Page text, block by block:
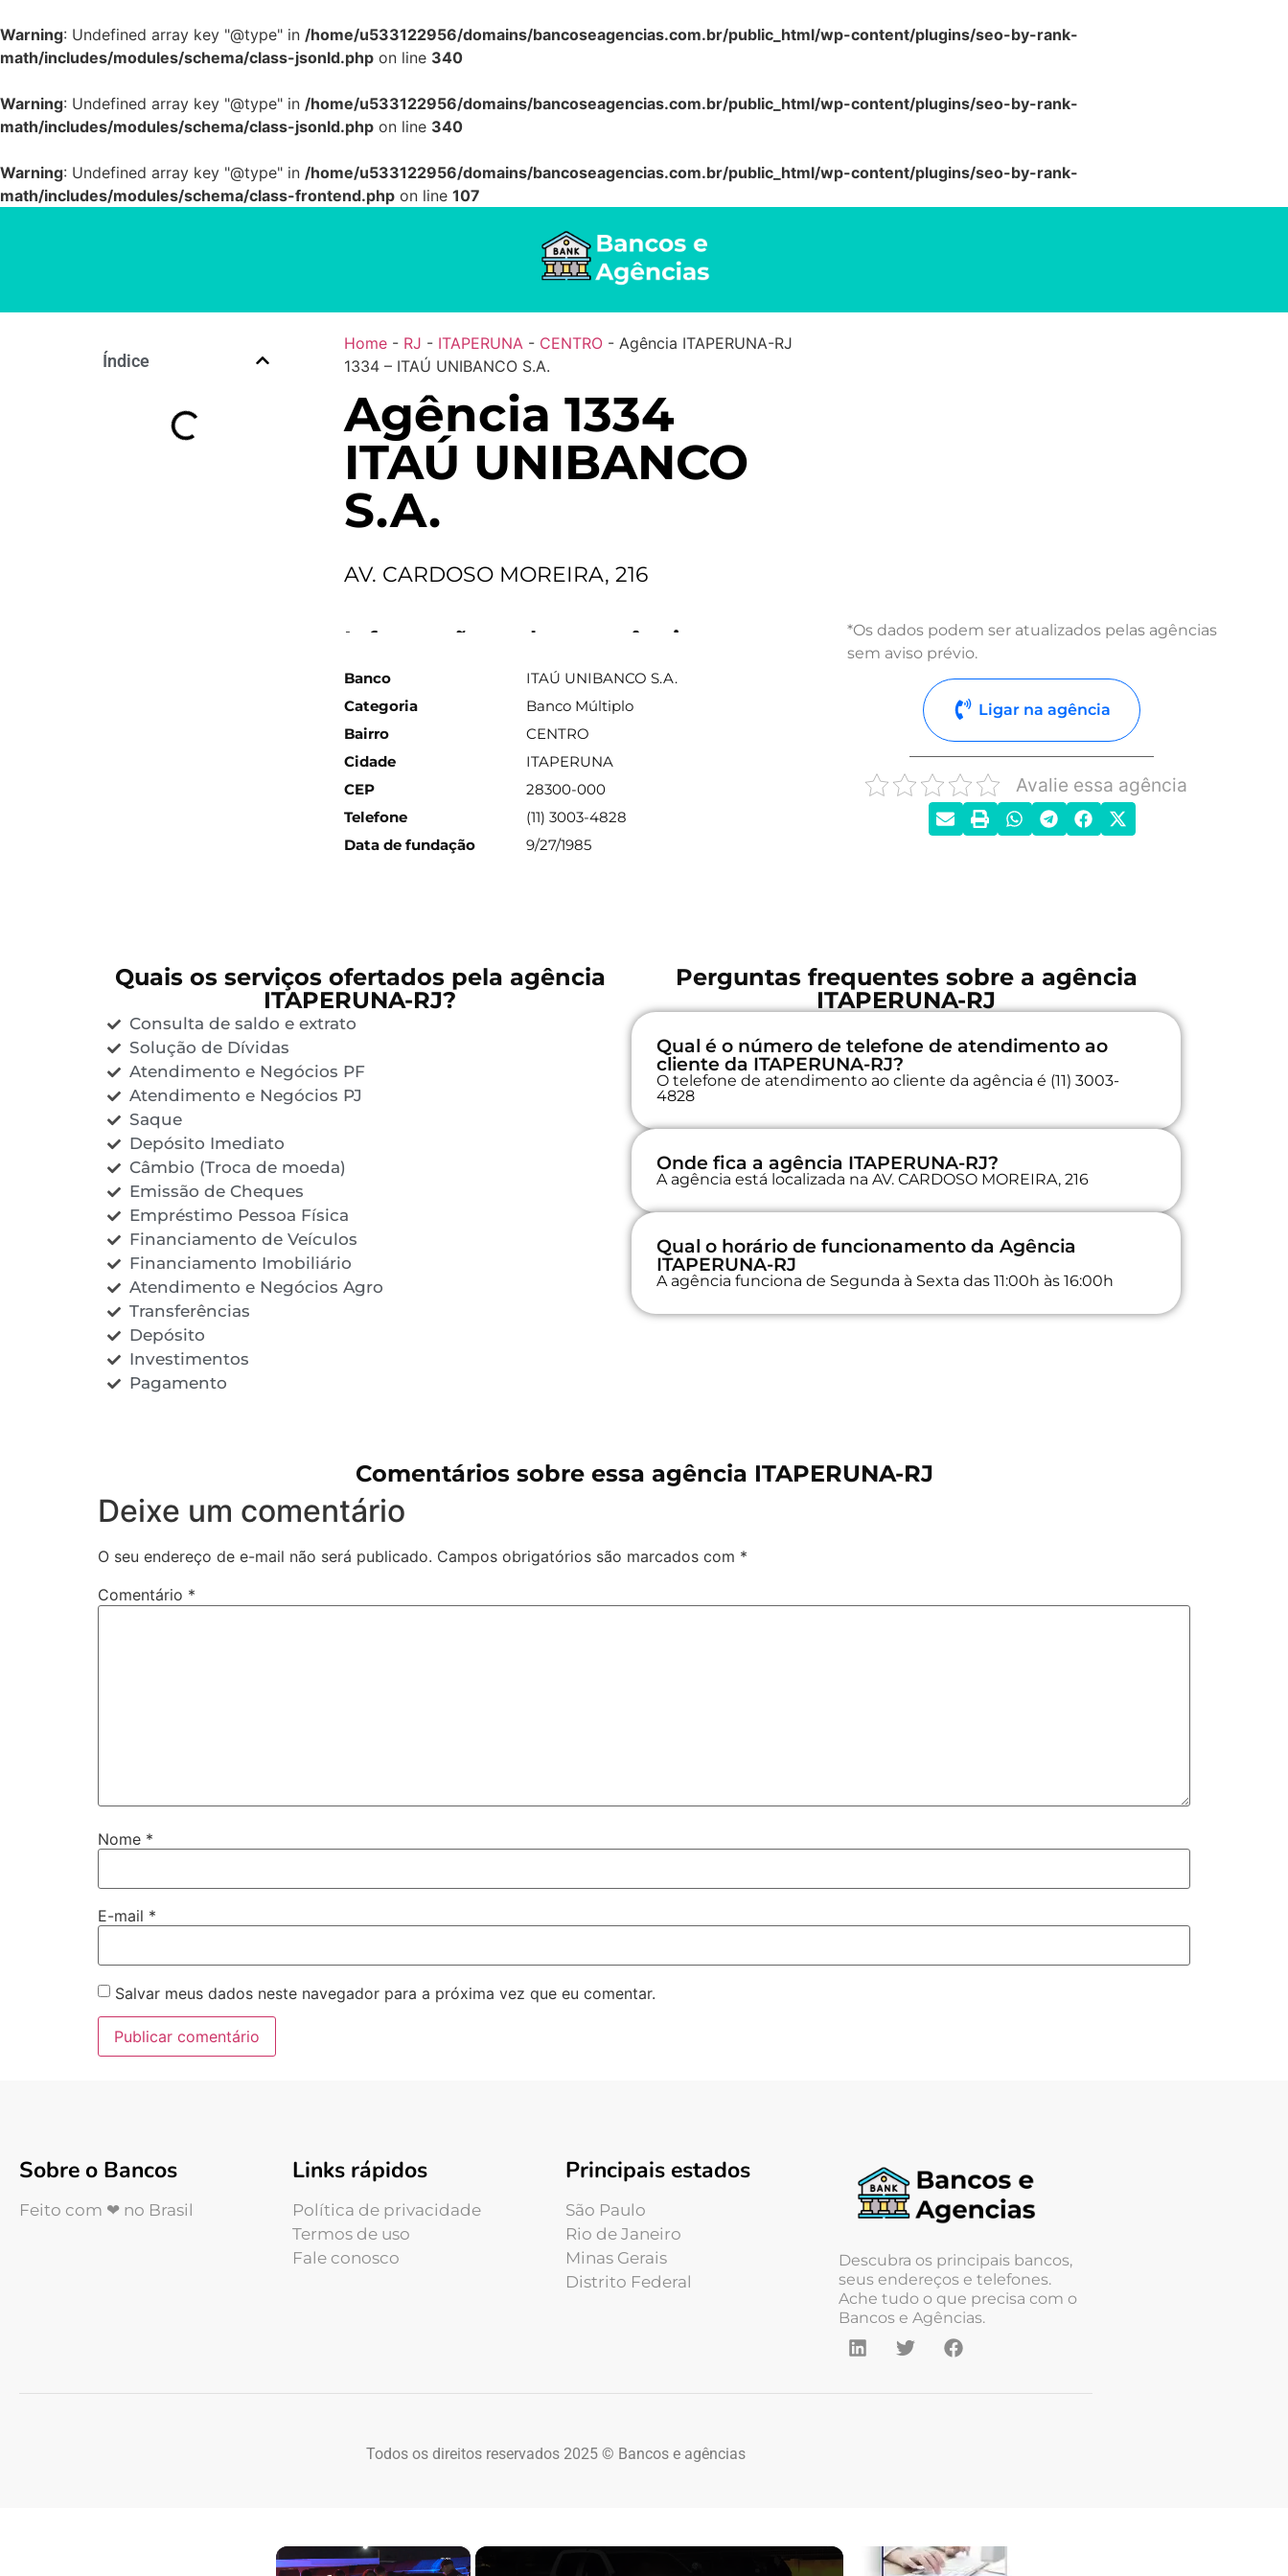
Warning: Undefined array key "@type" in /home/u533122956/domains/bancoseagencias.com.br/public_html/wp-content/plugins/seo-by-rank-
math/includes/modules/schema/class-jsonld.php on line 340
Warning: Undefined array key "@type" in /home/u533122956/domains/bancoseagencias.com.br/public_html/wp-content/plugins/seo-by-rank-
math/includes/modules/schema/class-jsonld.php on line 340
Warning: Undefined array key "@type" in /home/u533122956/domains/bancoseagencias.com.br/public_html/wp-content/plugins/seo-by-rank-
math/includes/modules/schema/class-frontend.php on line 107
Índice
Home- RJ - ITAPERUNA - CENTRO- Agência ITAPERUNA-RJ
1334 – ITAÚ UNIBANCO S.A.
Agência 1334
ITAÚ UNIBANCO
S.A.
AV. CARDOSO MOREIRA, 216
Informações sobre a agência
Banco
ITAÚ UNIBANCO S.A.
Categoria
Banco Múltiplo
Bairro
CENTRO
Cidade
ITAPERUNA
CEP
28300-000
Telefone
(11) 3003-4828
Data de fundação
9/27/1985
*Os dados podem ser atualizados pelas agências
sem aviso prévio.
Ligar na agência
Avalie essa agência
Quais os serviços ofertados pela agência
ITAPERUNA-RJ?
Consulta de saldo e extrato
Solução de Dívidas
Atendimento e Negócios PF
Atendimento e Negócios PJ
Saque
Depósito Imediato
Câmbio (Troca de moeda)
Emissão de Cheques
Empréstimo Pessoa Física
Financiamento de Veículos
Financiamento Imobiliário
Atendimento e Negócios Agro
Transferências
Depósito
Investimentos
Pagamento
Perguntas frequentes sobre a agência
ITAPERUNA-RJ
Qual é o número de telefone de atendimento ao
cliente da ITAPERUNA-RJ?
O telefone de atendimento ao cliente da agência é (11) 3003-
4828
Onde fica a agência ITAPERUNA-RJ?
A agência está localizada na AV. CARDOSO MOREIRA, 216
Qual o horário de funcionamento da Agência
ITAPERUNA-RJ
A agência funciona de Segunda à Sexta das 11:00h às 16:00h
Comentários sobre essa agência ITAPERUNA-RJ
Deixe um comentário
O seu endereço de e-mail não será publicado. Campos obrigatórios são marcados com *
Comentário *
Nome *
E-mail *
Salvar meus dados neste navegador para a próxima vez que eu comentar.
Sobre o Bancos
Feito com ❤ no Brasil
Links rápidos
Política de privacidade
Termos de uso
Fale conosco
Principais estados
São Paulo
Rio de Janeiro
Minas Gerais
Distrito Federal
Descubra os principais bancos,
seus endereços e telefones.
Ache tudo o que precisa com o
Bancos e Agências.
Todos os direitos reservados 2025 © Bancos e agências
×